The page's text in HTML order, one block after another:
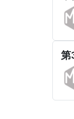
第